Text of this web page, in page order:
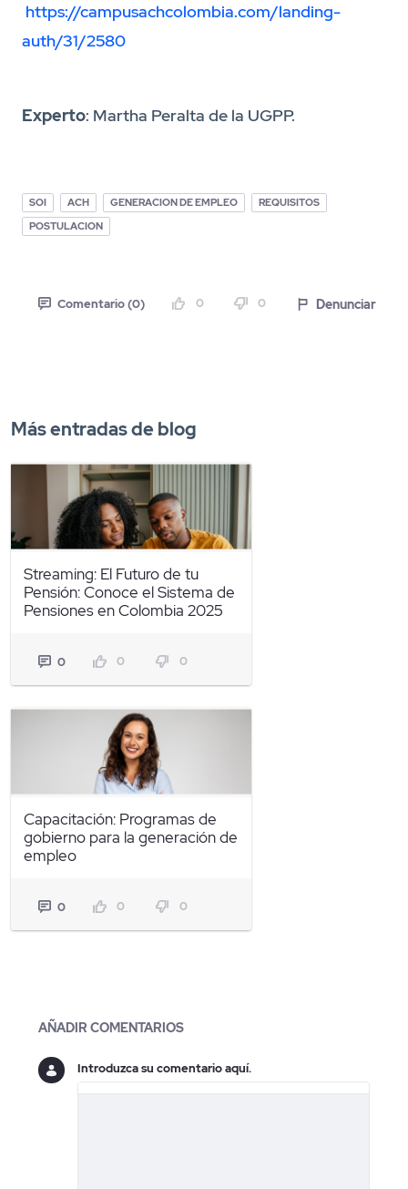
https://campusachcolombia.com/landing-
auth/31/2580
Experto: Martha Peralta de la UGPP.
SOI ACH GENERACION DE EMPLEO
REQUISITOS
POSTULACION
Comentario (0) 0 0 Denunciar
Más entradas de blog
Streaming: El Futuro de tu
Pensión: Conoce el Sistema de
Pensiones en Colombia 2025
0 0 0
Capacitación: Programas de
gobierno para la generación de
empleo
0 0 0
Blogs
AÑADIR COMENTARIOS
Introduzca su comentario aquí.